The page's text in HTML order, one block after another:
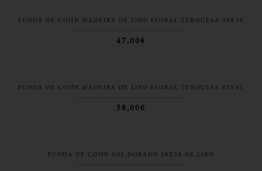
FUNDA DE COJÍN MADEIRA DE LINO FLORAL TURQUESA 30X50
47,00€
FUNDA DE COJÍN MADEIRA DE LINO FLORAL TURQUESA 45X45
58,00€
FUNDA DE COJÍN SOL DORADO 30X50 DE LINO